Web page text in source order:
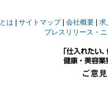
は サイトマップ 会社概要 求
プレスリリース・